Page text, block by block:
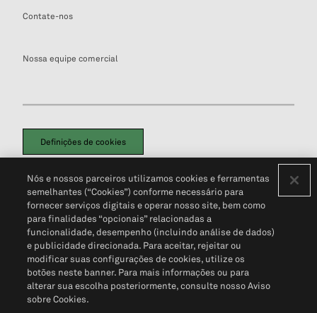
Contate-nos
Nossa equipe comercial
Definições de cookies
Política de PrivacidadePortal de privacidade do cliente (em inglês)
Não Venda Minhas Informações Pessoais© 2026 S&P Global
Nós e nossos parceiros utilizamos cookies e ferramentas
semelhantes (“Cookies”) conforme necessário para
fornecer serviços digitais e operar nosso site, bem como
para finalidades “opcionais” relacionadas a
funcionalidade, desempenho (incluindo análise de dados)
e publicidade direcionada. Para aceitar, rejeitar ou
modificar suas configurações de cookies, utilize os
botões neste banner. Para mais informações ou para
alterar sua escolha posteriormente, consulte nosso Aviso
sobre Cookies.